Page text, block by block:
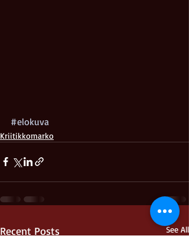
#elokuva
Kriitikkomarko
Recent Posts See All